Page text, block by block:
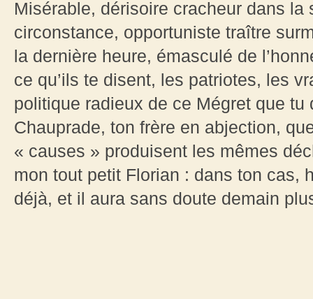
Misérable, dérisoire cracheur dans la
circonstance, opportuniste traître
la dernière heure, émasculé de
ce qu’ils te disent, les patriotes, les
politique radieux de ce Mégret que
Chauprade, ton frère en abjection,
« causes » produisent les mêmes
mon tout petit Florian : dans ton cas,
déjà, et il aura sans doute demain